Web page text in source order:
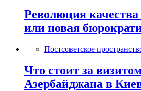
Революция
или новая
Постсоветское
Что стоит за
Азербайджана в